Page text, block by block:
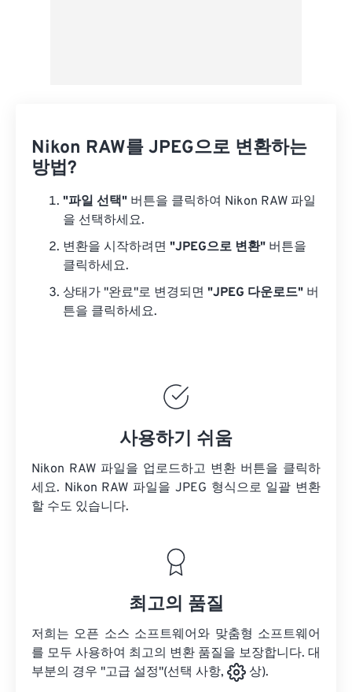
Nikon RAW를 JPEG으로 변환하는
방법?
"파일 선택" 버튼을 클릭하여 Nikon RAW 파일
을 선택하세요.
변환을 시작하려면 "JPEG으로 변환" 버튼을
클릭하세요.
상태가 "완료"로 변경되면 "JPEG 다운로드" 버
튼을 클릭하세요.
사용하기 쉬움
Nikon RAW 파일을 업로드하고 변환 버튼을 클릭하
세요. Nikon RAW 파일을 JPEG 형식으로 일괄 변환
할 수도 있습니다.
최고의 품질
저희는 오픈 소스 소프트웨어와 맞춤형 소프트웨어
를 모두 사용하여 최고의 변환 품질을 보장합니다. 대
부분의 경우 "고급 설정"(선택 사항,
상).